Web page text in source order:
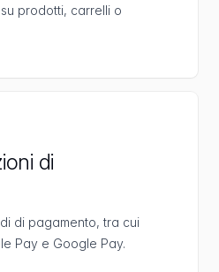
prodotti, carrelli o
di
di pagamento, tra cui
Pay e Google Pay.